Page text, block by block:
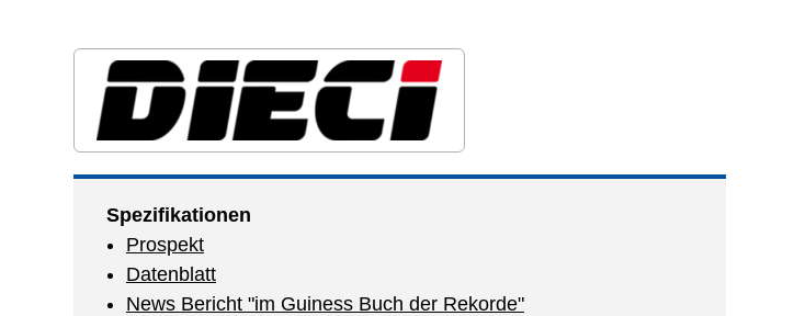
Spezifikationen
Prospekt
Datenblatt
News Bericht "im Guiness Buch der Rekorde"